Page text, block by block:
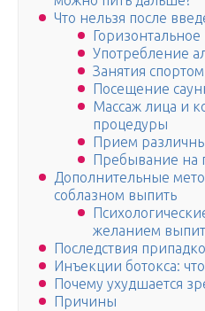
Что нельзя после
Употребление
Занятия спортом
Посещение
Массаж лица и
процедуры
Прием
Пребывание на
Дополнительные
соблазном выпить
желанием
Последствия
Инъекции ботокса:
Почему ухудшается
Причины